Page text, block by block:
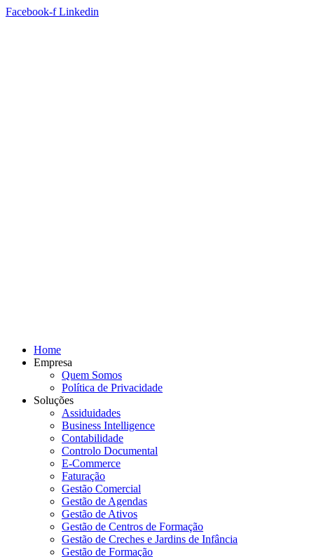
Facebook-f Linkedin
Home
Empresa
Quem Somos
Política de Privacidade
Soluções
Assiduidades
Business Intelligence
Contabilidade
Controlo Documental
E-Commerce
Faturação
Gestão Comercial
Gestão de Agendas
Gestão de Ativos
Gestão de Centros de Formação
Gestão de Creches e Jardins de Infância
Gestão de Formação